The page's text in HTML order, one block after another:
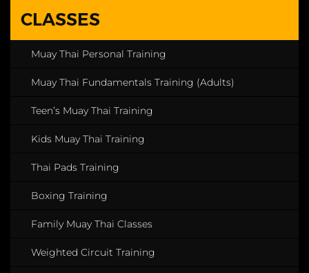
CLASSES
Muay Thai Personal Training
Muay Thai Fundamentals Training (Adults)
Teen’s Muay Thai Training
Kids Muay Thai Training
Thai Pads Training
Boxing Training
Family Muay Thai Classes
Weighted Circuit Training